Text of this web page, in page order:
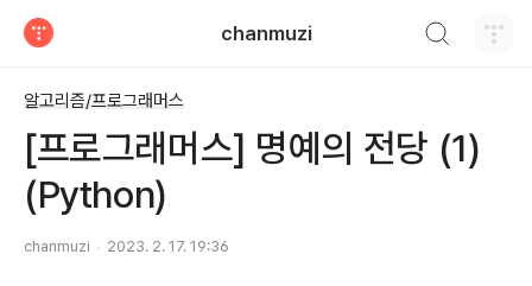
chanmuzi
알고리즘/프로그래머스
[프로그래머스] 명예의 전당 (1)
(Python)
chanmuzi 2023. 2. 17. 19:36